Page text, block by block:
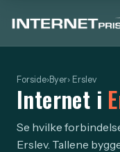
Forside›Byer› Erslev
Internet i
Se hvilke
Erslev. Tallene